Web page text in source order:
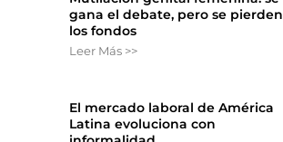
gana el debate, pero se pierden
los fondos
Leer Más >>
El mercado laboral de América
Latina evoluciona con